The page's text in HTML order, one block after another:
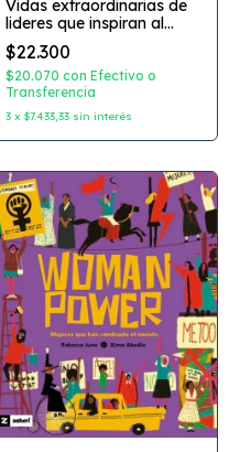
Vidas extraordinarias de
lideres que inspiran al
mundo Editorial: Guadal
$22.300
$20.070 con Efectivo o
Transferencia
3 x $7.433,33 sin interés